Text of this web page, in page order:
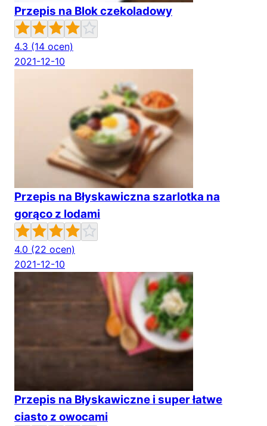
Przepis na Blok czekoladowy
4.3 (14 ocen)
2021-12-10
Przepis na Błyskawiczna szarlotka na
gorąco z lodami
4.0 (22 ocen)
2021-12-10
Przepis na Błyskawiczne i super łatwe
ciasto z owocami